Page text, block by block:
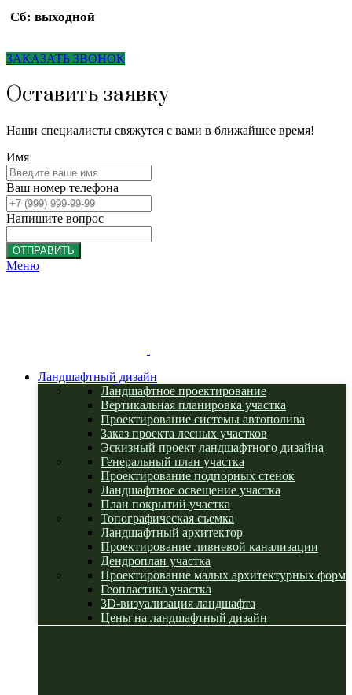
Сб: выходной
ЗАКАЗАТЬ ЗВОНОК
Оставить заявку
Наши специалисты свяжутся с вами в ближайшее время!
Имя
Ваш номер телефона
Напишите вопрос
ОТПРАВИТЬ
Меню
Ландшафтный дизайн
Ландшафтное проектирование
Вертикальная планировка участка
Проектирование системы автополива
Заказ проекта лесных участков
Эскизный проект ландшафтного дизайна
Генеральный план участка
Проектирование подпорных стенок
Ландшафтное освещение участка
План покрытий участка
Топографическая съемка
Ландшафтный архитектор
Проектирование ливневой канализации
Дендроплан участка
Проектирование малых архитектурных форм
Геопластика участка
3D-визуализация ландшафта
Цены на ландшафтный дизайн